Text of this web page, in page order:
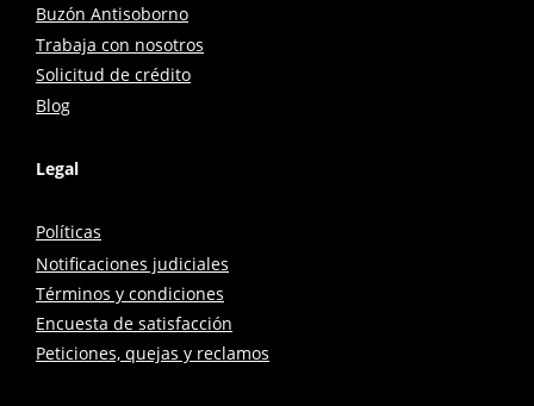
Buzón Antisoborno
Trabaja con nosotros
Solicitud de crédito
Blog
Legal
Políticas
Notificaciones judiciales
Términos y condiciones
Encuesta de satisfacción
Peticiones, quejas y reclamos